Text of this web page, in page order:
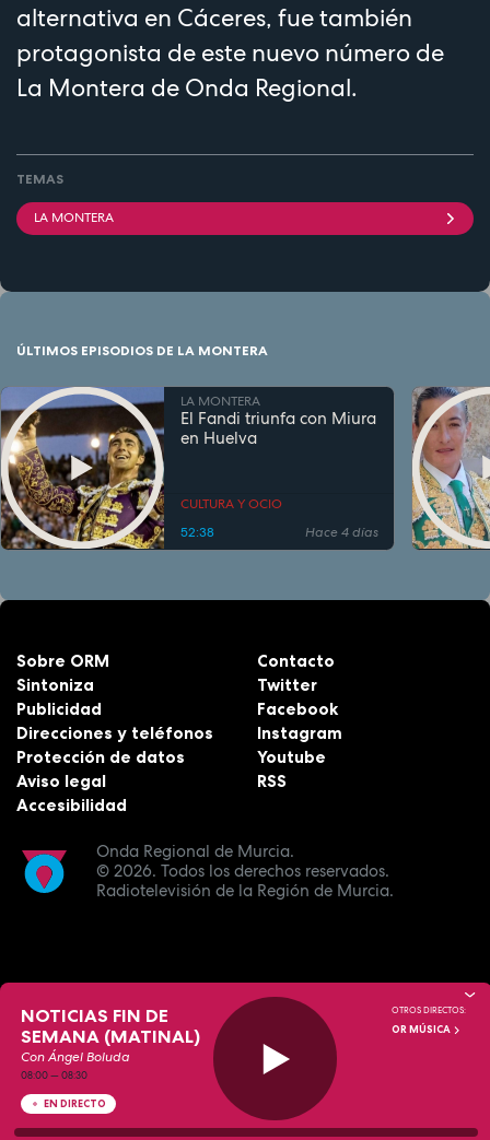
alternativa en Cáceres, fue también
protagonista de este nuevo número de
La Montera de Onda Regional.
TEMAS
LA MONTERA
ÚLTIMOS EPISODIOS DE LA MONTERA
LA MONTERA
El Fandi triunfa con Miura
en Huelva
CULTURA Y OCIO
52:38
Hace 4 días
Onda Regional de Murcia.
© 2026. Todos los derechos reservados.
Radiotelevisión de la Región de Murcia.
Sobre ORM
Sintoniza
Publicidad
Direcciones y teléfonos
Protección de datos
Aviso legal
Accesibilidad
Contacto
Twitter
Facebook
Instagram
Youtube
RSS
NOTICIAS FIN DE
SEMANA (MATINAL)
Con Ángel Boluda
08:00—08:30
EN DIRECTO
OTROS DIRECTOS:
OR MÚSICA